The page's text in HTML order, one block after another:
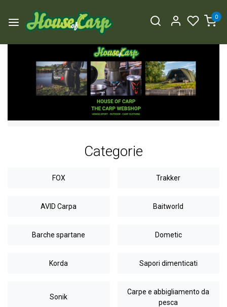
0
Categorie
FOX Trakker
AVID Carpa Baitworld
Barche spartane Dometic
Korda Sapori dimenticati
Sonik
Carpe e abbigliamento da
pesca